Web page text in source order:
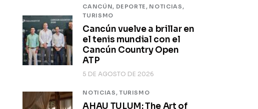
CANCÚN, DEPORTE, NOTICIAS,
TURISMO
Cancún vuelve a brillar en
el tenis mundial con el
Cancún Country Open
ATP
5 DE AGOSTO DE 2026
NOTICIAS, TURISMO
AHAU TULUM: The Art of